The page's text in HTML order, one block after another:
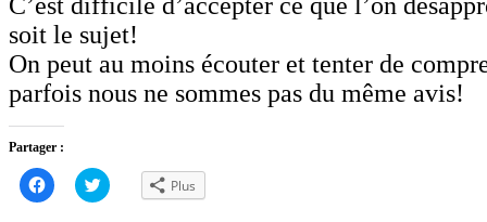
soit le sujet!
On peut au moins écouter et tenter de
parfois nous ne sommes pas du même avis!
Partager :
Cliquez
pour
partager
Cliquez
pour Plus